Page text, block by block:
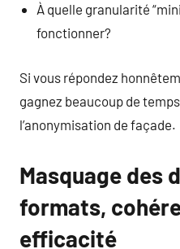
À quelle granularité
fonctionner?
Si vous répondez
gagnez beaucoup de
l’anonymisation de façade.
Masquage des
formats,
efficacité